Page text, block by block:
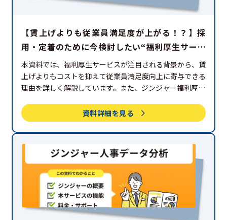
【賃上げよりも従業員満足度が上がる！？】採
用・定着のために今検討したい“福利厚生サービ
ス”とは
本資料では、福利厚生サービスが注目される背景から、賃
上げよりもコストを抑えて従業員満足度向上に寄与できる
理由を詳しく解説しています。また、ジンジャー福利厚生
ている方や福利厚生の拡充を検討中の方は、ぜひご覧くだ
さい。
資料詳細を見る